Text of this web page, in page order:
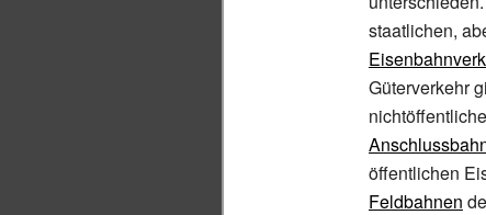
staatlichen,
Güterverkehr
öffentlichen
Feldbahnen